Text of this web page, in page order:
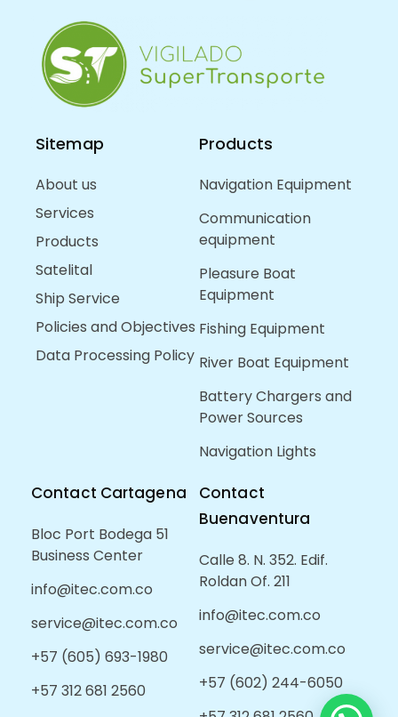
Sitemap
About us
Services
Products
Satelital
Ship Service
Policies and Objectives
Data Processing Policy
Products
Navigation Equipment
Communication
equipment
Pleasure Boat
Equipment
Fishing Equipment
River Boat Equipment
Battery Chargers and
Power Sources
Navigation Lights
Contact Cartagena
Bloc Port Bodega 51
Business Center
info@itec.com.co
service@itec.com.co
+57 (605) 693-1980
+57 312 681 2560
Contact
Buenaventura
Calle 8. N. 352. Edif.
Roldan Of. 211
info@itec.com.co
service@itec.com.co
+57 (602) 244-6050